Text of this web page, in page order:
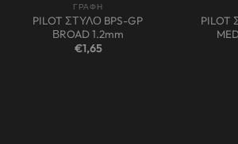
ΓΡΑΦΗ
PILOT ΣΤΥΛΟ BPS-GP
ΒROAD 1.2mm
€1,65
PILOT